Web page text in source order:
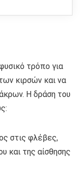
τρόπο για
κιρσών και να
Η δράση του
στις φλέβες,
και της αίσθησης